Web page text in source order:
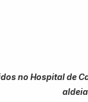
no Hospital de